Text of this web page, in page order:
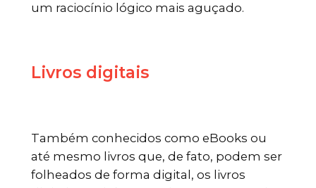
um raciocínio lógico mais aguçado.
Livros digitais
Também conhecidos como eBooks ou
até mesmo livros que, de fato, podem ser
folheados de forma digital, os livros